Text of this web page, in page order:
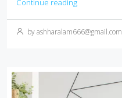
Continue reading
by ashharalam666@gmail.com